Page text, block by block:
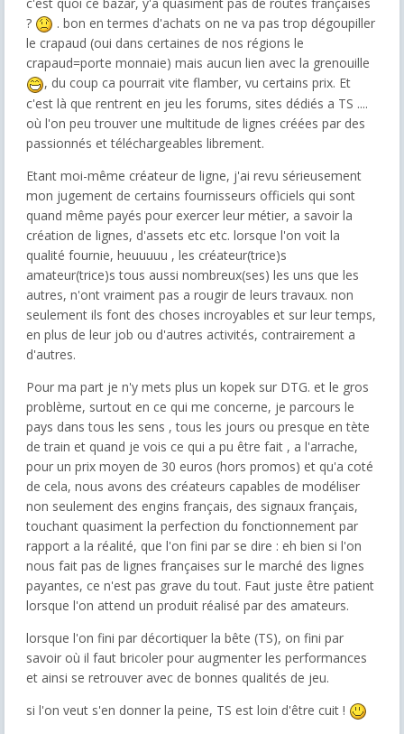
?
. bon en termes d'achats on ne va pas trop dégoupiller
le crapaud (oui dans certaines de nos régions le
crapaud=porte monnaie) mais aucun lien avec la grenouille
, du coup ca pourrait vite flamber, vu certains prix. Et
c'est là que rentrent en jeu les forums, sites dédiés a TS ....
où l'on peu trouver une multitude de lignes créées par des
passionnés et téléchargeables librement.
Etant moi-même créateur de ligne, j'ai revu sérieusement
mon jugement de certains fournisseurs officiels qui sont
quand même payés pour exercer leur métier, a savoir la
création de lignes, d'assets etc etc. lorsque l'on voit la
qualité fournie, heuuuuu , les créateur(trice)s
amateur(trice)s tous aussi nombreux(ses) les uns que les
autres, n'ont vraiment pas a rougir de leurs travaux. non
seulement ils font des choses incroyables et sur leur temps,
en plus de leur job ou d'autres activités, contrairement a
d'autres.
Pour ma part je n'y mets plus un kopek sur DTG. et le gros
problème, surtout en ce qui me concerne, je parcours le
pays dans tous les sens , tous les jours ou presque en tète
de train et quand je vois ce qui a pu être fait , a l'arrache,
pour un prix moyen de 30 euros (hors promos) et qu'a coté
de cela, nous avons des créateurs capables de modéliser
non seulement des engins français, des signaux français,
touchant quasiment la perfection du fonctionnement par
rapport a la réalité, que l'on fini par se dire : eh bien si l'on
nous fait pas de lignes françaises sur le marché des lignes
payantes, ce n'est pas grave du tout. Faut juste être patient
lorsque l'on attend un produit réalisé par des amateurs.
lorsque l'on fini par décortiquer la bête (TS), on fini par
savoir où il faut bricoler pour augmenter les performances
et ainsi se retrouver avec de bonnes qualités de jeu.
si l'on veut s'en donner la peine, TS est loin d'être cuit !